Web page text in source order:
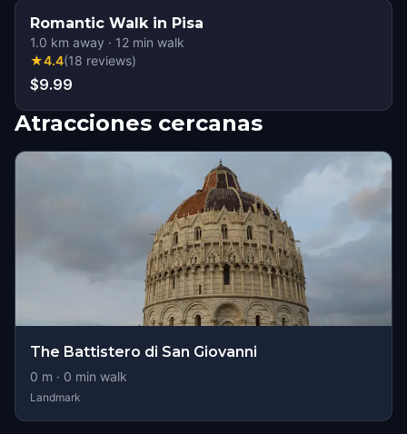
Romantic Walk in Pisa
1.0 km away · 12 min walk
★4.4(18 reviews)
$9.99
Atracciones cercanas
The Battistero di San Giovanni
0 m · 0 min walk
Landmark